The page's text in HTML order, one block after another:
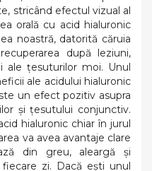
stricând efectul vizual al
orală cu acid hialuronic
noastră, datorită căruia
după leziuni,
ale țesuturilor moi. Unul
ale acidului hialuronic
un efect pozitiv asupra
și țesutului conjunctiv.
hialuronic chiar în jurul
va avea avantaje clare
din greu, aleargă și
zi. Dacă ești unul